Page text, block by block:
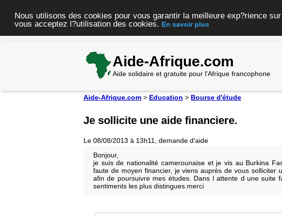
Nous utilisons des cookies pour vous garantir la meilleure exp?rience
vous acceptez l?utilisation des cookies. En savoir plus
Aide-Afrique.com
Aide solidaire et gratuite pour l'Afrique francophone
Aide-Afrique.com > Education > Bourse d'étude
Je sollicite une aide financiere.
Le 08/08/2013 à 13h11, demande d'aide
Bonjour,
je suis de nationalité camerounaise et je vis au Burkina
faute de moyen financier, je viens auprès de vous solliciter
afin de poursuivre mes études. Dans l attente d une suite
sentiments les plus distingues.merci